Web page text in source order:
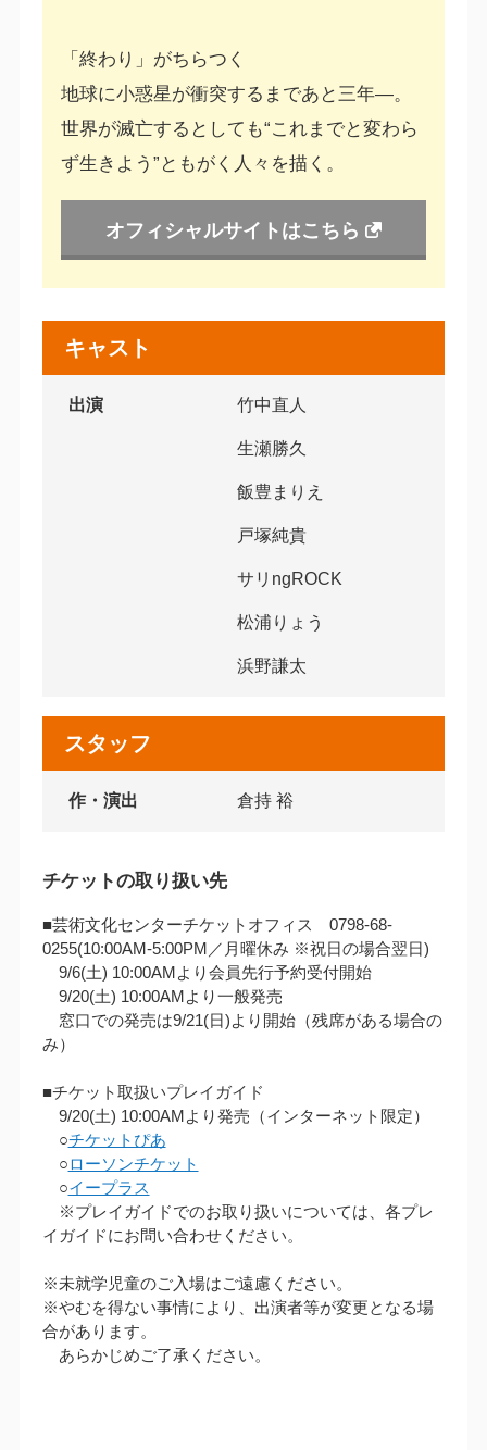
「終わり」がちらつく
地球に小惑星が衝突するまであと三年―。
世界が滅亡するとしても“これまでと変わら
ず生きよう”ともがく人々を描く。
オフィシャルサイトはこちら
キャスト
出演 竹中直人
生瀬勝久
飯豊まりえ
戸塚純貴
サリngROCK
松浦りょう
浜野謙太
スタッフ
作・演出 倉持 裕
チケットの取り扱い先
■芸術文化センターチケットオフィス 0798-68-
0255(10:00AM‐5:00PM／月曜休み ※祝日の場合翌日)
9/6(土) 10:00AMより会員先行予約受付開始
9/20(土) 10:00AMより一般発売
窓口での発売は9/21(日)より開始（残席がある場合の
み）
■チケット取扱いプレイガイド
9/20(土) 10:00AMより発売（インターネット限定）
○チケットぴあ
○ローソンチケット
○イープラス
※プレイガイドでのお取り扱いについては、各プレ
イガイドにお問い合わせください。
※未就学児童のご入場はご遠慮ください。
※やむを得ない事情により、出演者等が変更となる場
合があります。
あらかじめご了承ください。